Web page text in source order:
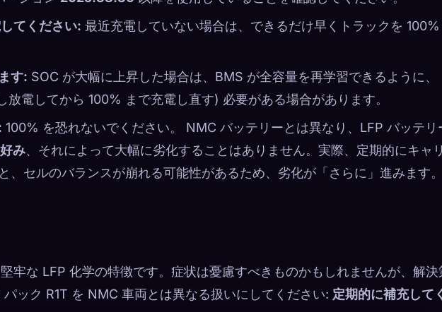
てください: 最近充電していない場合は、できるだけ早くトラックを
す: SOC が大幅に上昇した場合は、BMS が全容量を再学習できるように、
放電してから 100% まで充電し直す) 必要がある場合があります。
100% を恐れないでください。 NMC バッテリーとは異なり、LFP バッテリ
好み、それによって大幅に劣化することはありません。実際、定期的にキャ
、セルのバランスが崩れる可能性があるため、劣化が「さらに」進みます
牢な LFP 化学の特徴です。症状は憂慮すべきものかもしれませんが、解決
ック R1T を NMC 車両とは異なる扱いにしてください: 定期的に補充して